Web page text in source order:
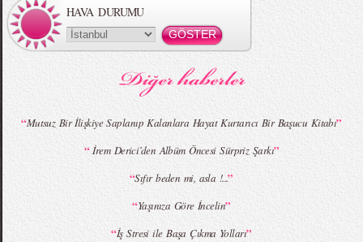
MBFWI - Gülçin Çengel 2015 Yaz
MBFWI - Zeynep Erdoğan 2015 Yaz
MBFWI - Giray Sepin 2015 Yaz Koleksiyonu MBFWI - Burçe Bekrek 2015 Yaz Koleksiyonu
HAVA DURUMU
“Mutsuz Bir İlişkiye Saplanıp Kalanlara Hayat Kurtarıcı Bir Başucu Kitabı”
“İrem Derici’den Albüm Öncesi Sürpriz Şarkı”
“Sıfır beden mi, asla !...”
“Yaşınıza Göre İncelin”
“İş Stresi ile Başa Çıkma Yolları”